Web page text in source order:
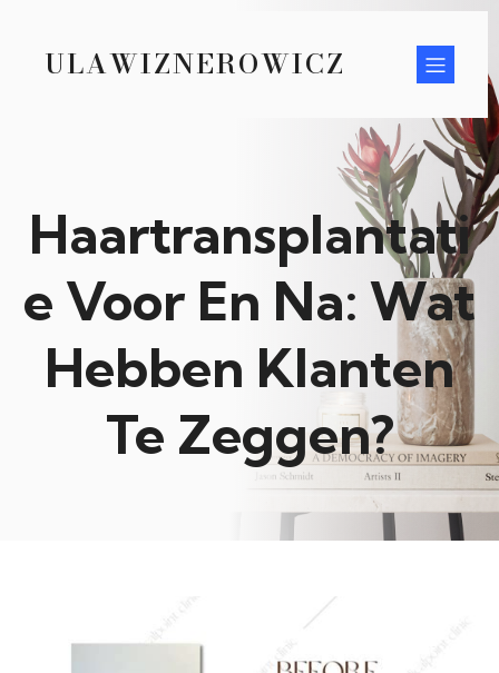
ULAWIZNEROWICZ
Haartransplantati
e Voor En Na: Wat
Hebben Klanten
Te Zeggen?